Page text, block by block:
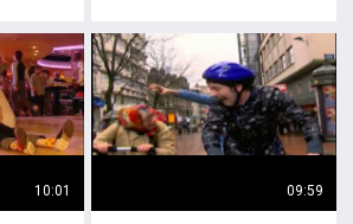
10:01 09:59